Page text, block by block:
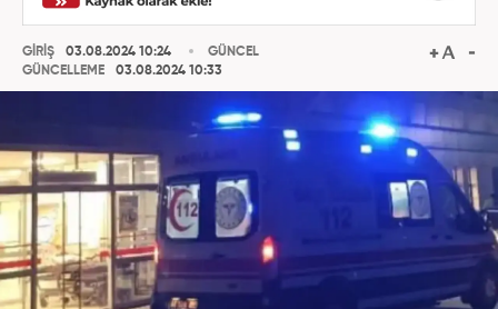
GİRİŞ
03.08.2024 10:24
GÜNCELLEME
03.08.2024 10:33
GÜNCEL